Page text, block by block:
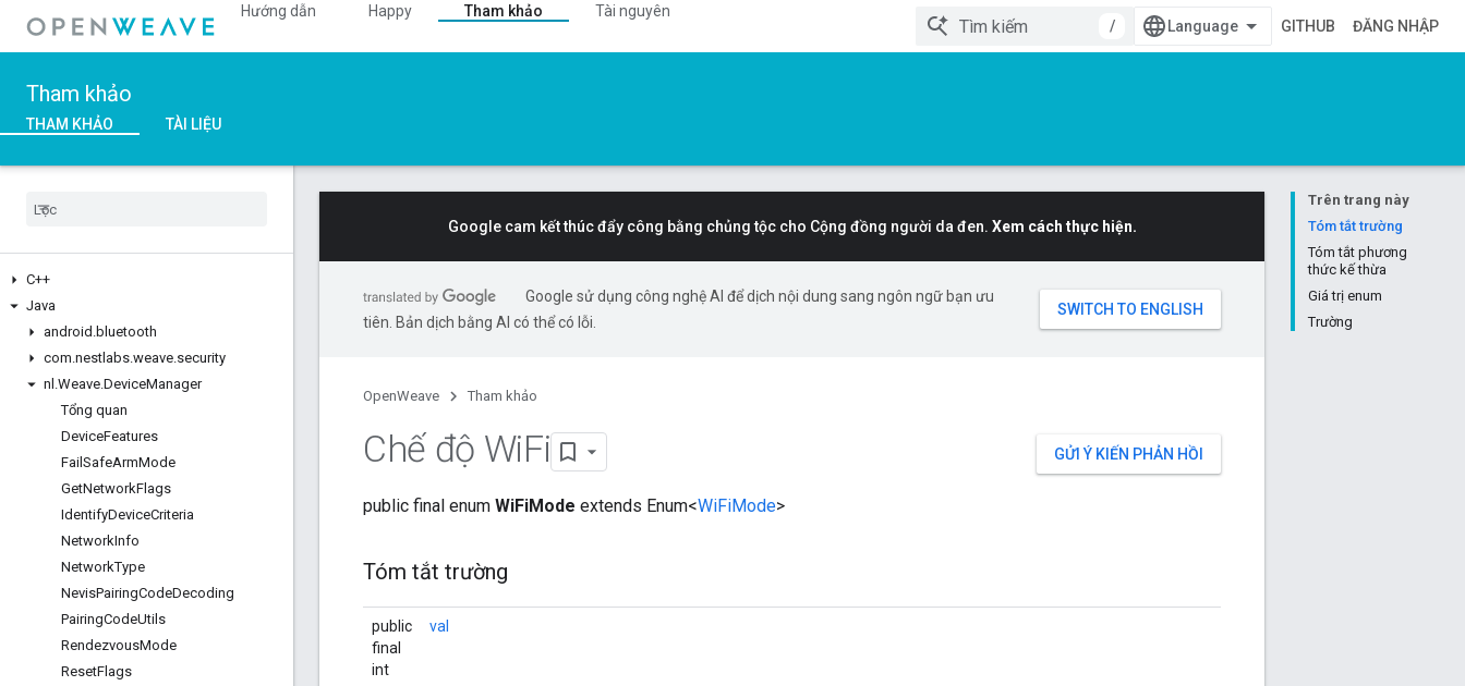
Hướng dẫn Happy Tham khảo
Tài nguyên
/
GITHUB ĐĂNG NHẬP
Tham khảo
THAM KHẢO TÀI LIỆU
C++
Java
android .bluetooth
com.nestlabs.weave.security
nl .Weave.DeviceManager
Tổng quan
DeviceFeatures
Fail SafeArmMode
GetNetworkFlags
IdentifyDeviceCriteria
NetworkInfo
NetworkType
NevisPairingCodeDecoding
PairingCodeUtils
RendezvousMode
ResetFlags
Trên trang này
Tóm tắt trường
Tóm tắt phương
thức kế thừa
Giá trị enum
Trường
Google cam kết thúc đẩy công bằng chủng tộc cho Cộng đồng người da đen. Xem cách thực hiện.
Google sử dụng công nghệ AI để dịch nội dung sang ngôn ngữ bạn ưu
tiên. Bản dịch bằng AI có thể có lỗi.
OpenWeave Tham khảo
GỬI Ý KIẾN PHẢN HỒI
Chế độ WiFi
public final enum WiFiMode extends Enum<WiFiMode>
Tóm tắt trường
public
final
int
val